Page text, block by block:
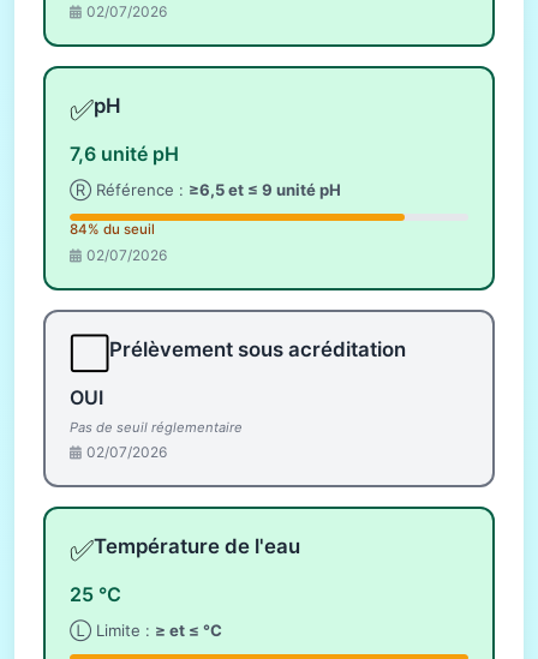
02/07/2026
✅pH
7,6 unité pH
Ⓡ Référence : ≥6,5 et ≤ 9 unité pH
84% du seuil
02/07/2026
Prélèvement sous acréditation
OUI
Pas de seuil réglementaire
02/07/2026
✅Température de l'eau
25 °C
Ⓛ Limite : ≥ et ≤ °C